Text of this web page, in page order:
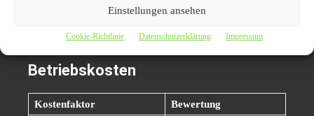
Einstellungen ansehen
Cookie-Richtlinie Datenschutzerklärung Impressum
gute Verfügbarkeit
zunehmend konkurrenzfähig zu Verbrennern
Betriebskosten
Kostenfaktor
Bewertung